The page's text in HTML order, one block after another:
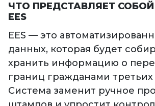
ЧТО ПРЕДСТАВЛЯЕТ
EES
EES — это
данных, которая будет
хранить информацию о
границ гражданами третьих
Система заменит ручное